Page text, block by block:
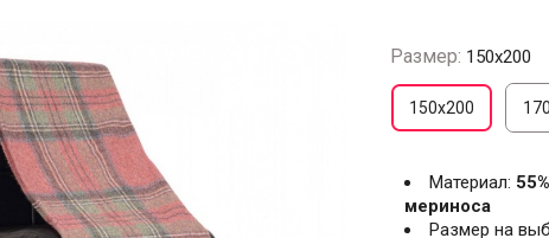
Размер: 150х200
150х200
Материал:
мериноса
Размер на